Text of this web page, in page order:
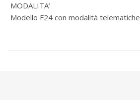
MODALITA’
Modello F24 con modalità telematiche